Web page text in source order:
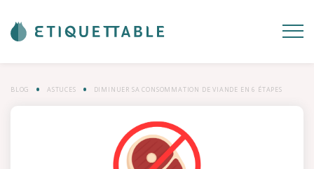
BLOG ASTUCES DIMINUER SA CONSOMMATION DE VIANDE EN 6 ÉTAPES